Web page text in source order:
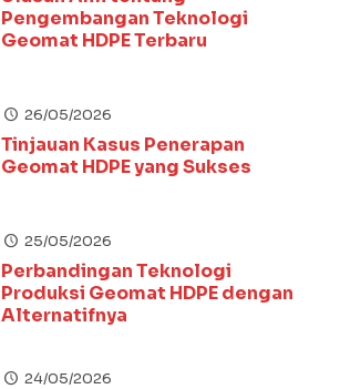
Pengembangan Teknologi
Geomat HDPE Terbaru
26/05/2026
Tinjauan Kasus Penerapan
Geomat HDPE yang Sukses
25/05/2026
Perbandingan Teknologi
Produksi Geomat HDPE dengan
Alternatifnya
24/05/2026